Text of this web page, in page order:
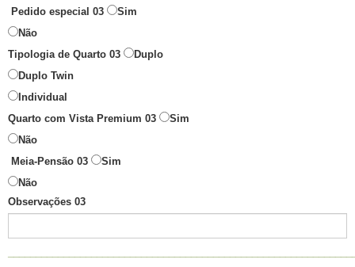
Pedido especial 03
Sim
Não
Tipologia de Quarto 03
Duplo
Duplo Twin
Individual
Quarto com Vista Premium 03
Sim
Não
Meia-Pensão 03
Sim
Não
Observações 03